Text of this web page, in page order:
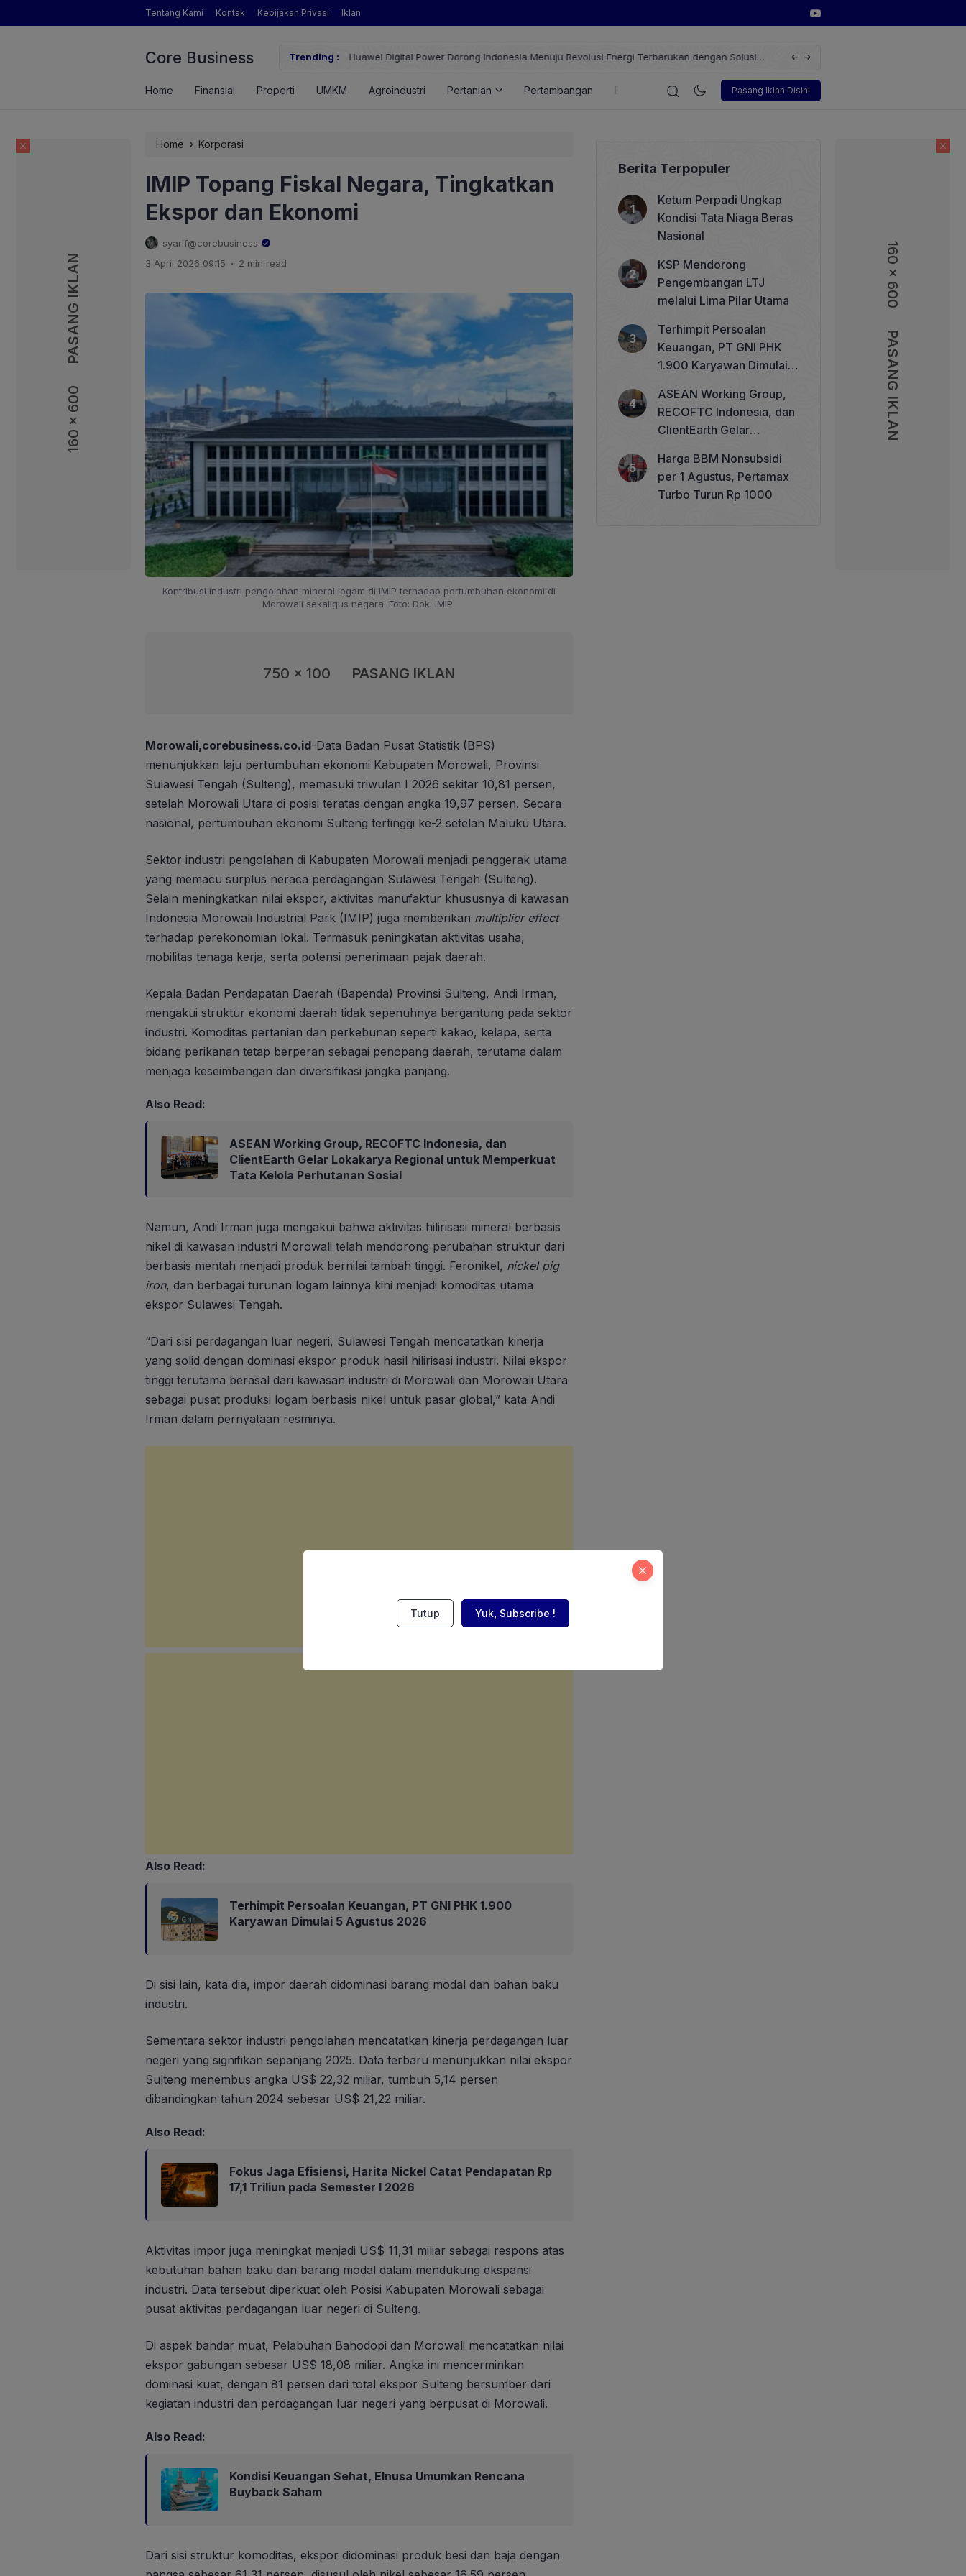
160 x 600
PASANG IKLAN 160 x 600
PASANG IKLAN
Tentang Kami Kontak Kebijakan Privasi Iklan
Core Business Trending :
Pertanian yang Dimaksud Mentan Amran?
Huawei Digital Power Dorong Indonesia Menuju Revolusi Energi Terbarukan dengan Solusi
Wakil Direktur Utama PT Pelindo,
Pasang Iklan Disini
Home Finansial Properti UMKM Agroindustri Pertanian Pertambangan Energi Korporasi Teknologi Otomotif
160 x 600
PASANG IKLAN
Home › Korporasi
IMIP Topang Fiskal Negara, Tingkatkan
Ekspor dan Ekonomi
syarif@corebusiness
3 April 2026 09:15 . 2 min read
Kontribusi industri pengolahan mineral logam di IMIP terhadap pertumbuhan ekonomi di
Morowali sekaligus negara. Foto: Dok. IMIP.
750 x 100 PASANG IKLAN
Morowali,corebusiness.co.id-Data Badan Pusat Statistik (BPS)
menunjukkan laju pertumbuhan ekonomi Kabupaten Morowali, Provinsi
Sulawesi Tengah (Sulteng), memasuki triwulan I 2026 sekitar 10,81 persen,
setelah Morowali Utara di posisi teratas dengan angka 19,97 persen. Secara
nasional, pertumbuhan ekonomi Sulteng tertinggi ke-2 setelah Maluku Utara.
Sektor industri pengolahan di Kabupaten Morowali menjadi penggerak utama
yang memacu surplus neraca perdagangan Sulawesi Tengah (Sulteng).
Selain meningkatkan nilai ekspor, aktivitas manufaktur khususnya di kawasan
Indonesia Morowali Industrial Park (IMIP) juga memberikan multiplier effect
terhadap perekonomian lokal. Termasuk peningkatan aktivitas usaha,
mobilitas tenaga kerja, serta potensi penerimaan pajak daerah.
Kepala Badan Pendapatan Daerah (Bapenda) Provinsi Sulteng, Andi Irman,
mengakui struktur ekonomi daerah tidak sepenuhnya bergantung pada sektor
industri. Komoditas pertanian dan perkebunan seperti kakao, kelapa, serta
bidang perikanan tetap berperan sebagai penopang daerah, terutama dalam
menjaga keseimbangan dan diversifikasi jangka panjang.
Also Read:
ASEAN Working Group, RECOFTC Indonesia, dan
ClientEarth Gelar Lokakarya Regional untuk Memperkuat
Tata Kelola Perhutanan Sosial
Namun, Andi Irman juga mengakui bahwa aktivitas hilirisasi mineral berbasis
nikel di kawasan industri Morowali telah mendorong perubahan struktur dari
berbasis mentah menjadi produk bernilai tambah tinggi. Feronikel, nickel pig
iron, dan berbagai turunan logam lainnya kini menjadi komoditas utama
ekspor Sulawesi Tengah.
“Dari sisi perdagangan luar negeri, Sulawesi Tengah mencatatkan kinerja
yang solid dengan dominasi ekspor produk hasil hilirisasi industri. Nilai ekspor
tinggi terutama berasal dari kawasan industri di Morowali dan Morowali Utara
sebagai pusat produksi logam berbasis nikel untuk pasar global,” kata Andi
Irman dalam pernyataan resminya.
Also Read:
Terhimpit Persoalan Keuangan, PT GNI PHK 1.900
Karyawan Dimulai 5 Agustus 2026
Di sisi lain, kata dia, impor daerah didominasi barang modal dan bahan baku
industri.
Sementara sektor industri pengolahan mencatatkan kinerja perdagangan luar
negeri yang signifikan sepanjang 2025. Data terbaru menunjukkan nilai ekspor
Sulteng menembus angka US$ 22,32 miliar, tumbuh 5,14 persen
dibandingkan tahun 2024 sebesar US$ 21,22 miliar.
Also Read:
Fokus Jaga Efisiensi, Harita Nickel Catat Pendapatan Rp
17,1 Triliun pada Semester I 2026
Aktivitas impor juga meningkat menjadi US$ 11,31 miliar sebagai respons atas
kebutuhan bahan baku dan barang modal dalam mendukung ekspansi
industri. Data tersebut diperkuat oleh Posisi Kabupaten Morowali sebagai
pusat aktivitas perdagangan luar negeri di Sulteng.
Di aspek bandar muat, Pelabuhan Bahodopi dan Morowali mencatatkan nilai
ekspor gabungan sebesar US$ 18,08 miliar. Angka ini mencerminkan
dominasi kuat, dengan 81 persen dari total ekspor Sulteng bersumber dari
kegiatan industri dan perdagangan luar negeri yang berpusat di Morowali.
Also Read:
Kondisi Keuangan Sehat, Elnusa Umumkan Rencana
Buyback Saham
Dari sisi struktur komoditas, ekspor didominasi produk besi dan baja dengan
Berita Terpopuler
Ketum Perpadi Ungkap
Kondisi Tata Niaga Beras
Nasional
KSP Mendorong
Pengembangan LTJ
melalui Lima Pilar Utama
Terhimpit Persoalan
Keuangan, PT GNI PHK
1.900 Karyawan Dimulai 5
ASEAN Working Group,
RECOFTC Indonesia, dan
ClientEarth Gelar
Memperkuat Tata Kelola
Perhutanan Sosial
Harga BBM Nonsubsidi
per 1 Agustus, Pertamax
Turbo Turun Rp 1000
Tutup Yuk, Subscribe !